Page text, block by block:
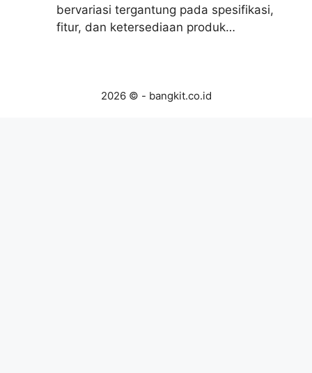
bervariasi tergantung pada spesifikasi,
fitur, dan ketersediaan produk…
2026 © - bangkit.co.id